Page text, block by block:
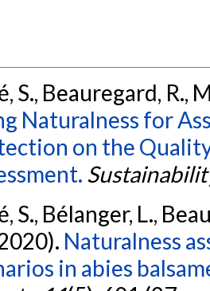
S., Beauregard, R.,
Naturalness for
on the
S., Bélanger, L.,
Naturalness
in abies